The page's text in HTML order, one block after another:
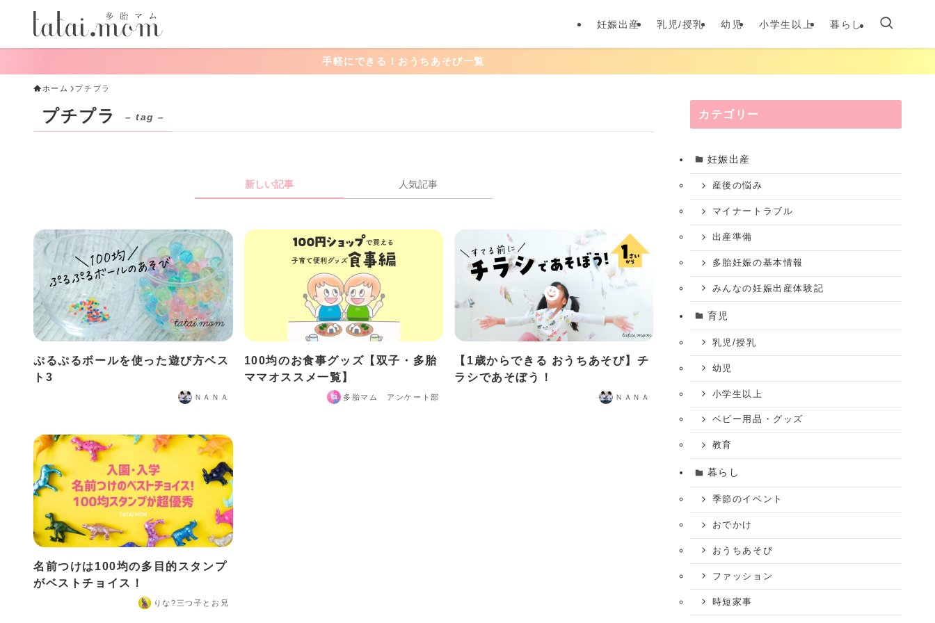
妊娠出産 乳児/授乳 幼児 小学生以上 暮らし
手軽にできる！おうちあそび一覧
ホーム プチプラ
プチプラ – tag –
新しい記事 人気記事
ぷるぷるボールを使った遊び方ベス
ト3
ＮＡＮＡ
100均のお食事グッズ【双子・多胎
ママオススメ一覧】
多胎マム アンケート部
【1歳からできる おうちあそび】チ
ラシであそぼう！
ＮＡＮＡ
名前つけは100均の多目的スタンプ
がベストチョイス！
りな?️三つ子とお兄
カテゴリー
妊娠出産
産後の悩み
マイナートラブル
出産準備
多胎妊娠の基本情報
みんなの妊娠出産体験記
育児
乳児/授乳
幼児
小学生以上
ベビー用品・グッズ
教育
暮らし
季節のイベント
おでかけ
おうちあそび
ファッション
時短家事